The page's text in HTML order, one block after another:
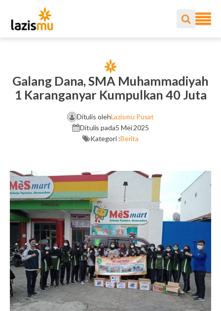
Galang Dana, SMA Muhammadiyah
1 Karanganyar Kumpulkan 40 Juta
Ditulis olehLazismu Pusat
Ditulis pada5 Mei 2025
Kategori :Berita